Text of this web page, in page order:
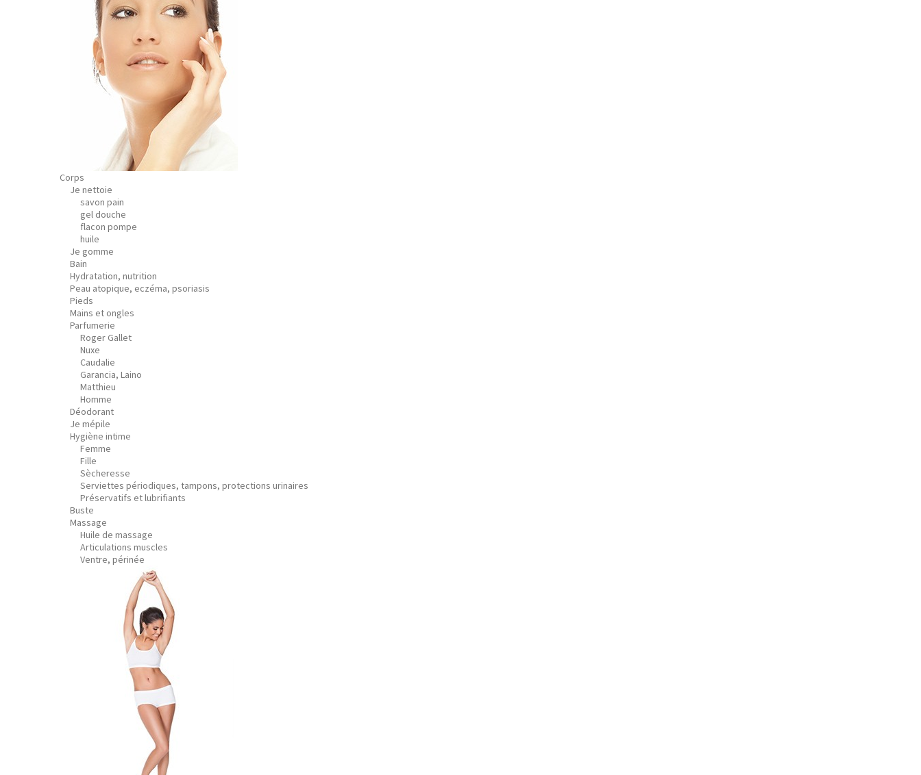
Corps
Je nettoie
savon pain
gel douche
flacon pompe
huile
Je gomme
Bain
Hydratation, nutrition
Peau atopique, eczéma, psoriasis
Pieds
Mains et ongles
Parfumerie
Roger Gallet
Nuxe
Caudalie
Garancia, Laino
Matthieu
Homme
Déodorant
Je mépile
Hygiène intime
Femme
Fille
Sècheresse
Serviettes périodiques, tampons, protections urinaires
Préservatifs et lubrifiants
Buste
Massage
Huile de massage
Articulations muscles
Ventre, périnée